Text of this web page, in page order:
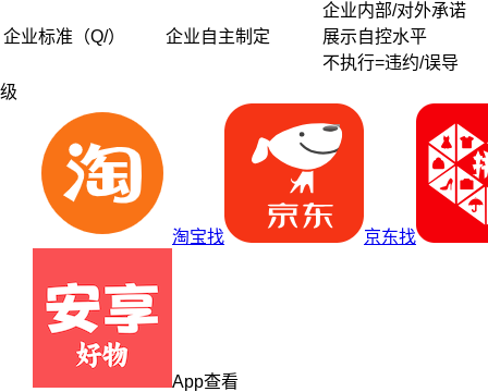
企业标准（Q/） 企业自主制定
企业内部/对外承诺
展示自控水平
不执行=违约/误导
级
淘宝找 京东找
App查看